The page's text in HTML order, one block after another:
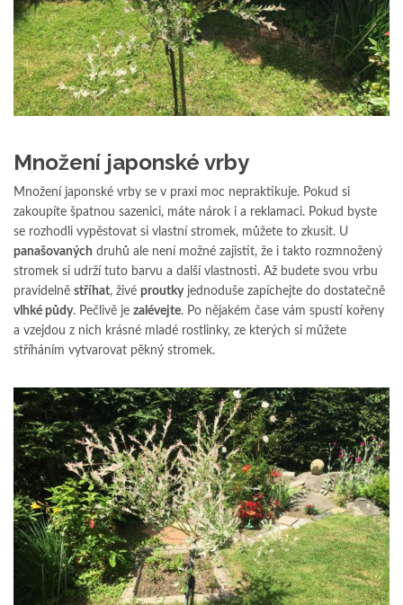
Množení japonské vrby
Množení japonské vrby se v praxi moc nepraktikuje. Pokud si
zakoupíte špatnou sazenici, máte nárok i a reklamaci. Pokud byste
se rozhodli vypěstovat si vlastní stromek, můžete to zkusit. U
panašovaných druhů ale není možné zajistit, že i takto rozmnožený
stromek si udrží tuto barvu a další vlastnosti. Až budete svou vrbu
pravidelně stříhat, živé proutkyjednoduše zapíchejte do dostatečně
vlhké půdy. Pečlivě je zalévejte. Po nějakém čase vám spustí kořeny
a vzejdou z nich krásné mladé rostlinky, ze kterých si můžete
stříháním vytvarovat pěkný stromek.